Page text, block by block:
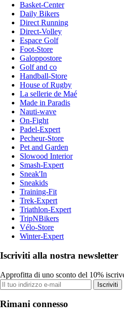
Basket-Center
Daily Bikers
Direct Running
Direct-Volley
Espace Golf
Foot-Store
Galoppostore
Golf and co
Handball-Store
House of Rugby
La sellerie de Maé
Made in Paradis
Nauti-wave
On-Fight
Padel-Expert
Pecheur-Store
Pet and Garden
Slowood Interior
Smash-Expert
Sneak'In
Sneakids
Training-Fit
Trek-Expert
Triathlon-Expert
TripNBikers
Vélo-Store
Winter-Expert
Iscriviti alla nostra newsletter
Approfitta di uno sconto del 10%
Iscriviti
Rimani connesso